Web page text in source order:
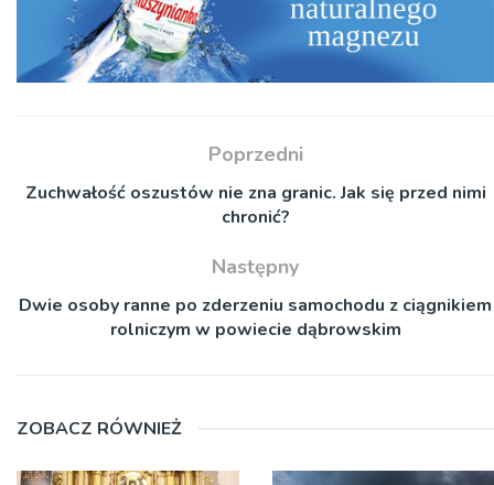
Poprzedni
Zuchwałość oszustów nie zna granic. Jak się przed nimi
chronić?
Następny
Dwie osoby ranne po zderzeniu samochodu z ciągnikiem
rolniczym w powiecie dąbrowskim
ZOBACZ RÓWNIEŻ